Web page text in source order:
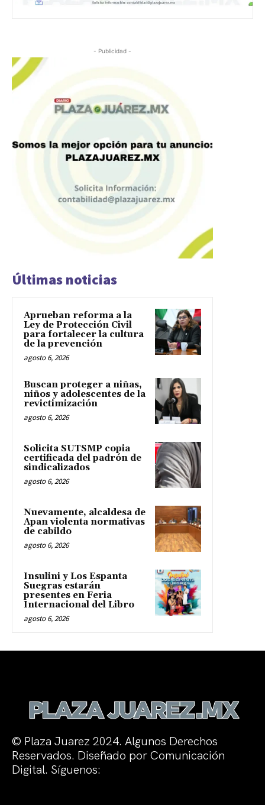
- Publicidad -
Últimas noticias
Aprueban reforma a la
Ley de Protección Civil
para fortalecer la cultura
de la prevención
agosto 6, 2026
Buscan proteger a niñas,
niños y adolescentes de la
revictimización
agosto 6, 2026
Solicita SUTSMP copia
certificada del padrón de
sindicalizados
agosto 6, 2026
Nuevamente, alcaldesa de
Apan violenta normativas
de cabildo
agosto 6, 2026
Insulini y Los Espanta
Suegras estarán
presentes en Feria
Internacional del Libro
agosto 6, 2026
© Plaza Juarez 2024. Algunos Derechos
Reservados. Diseñado por Comunicación
Digital. Síguenos: